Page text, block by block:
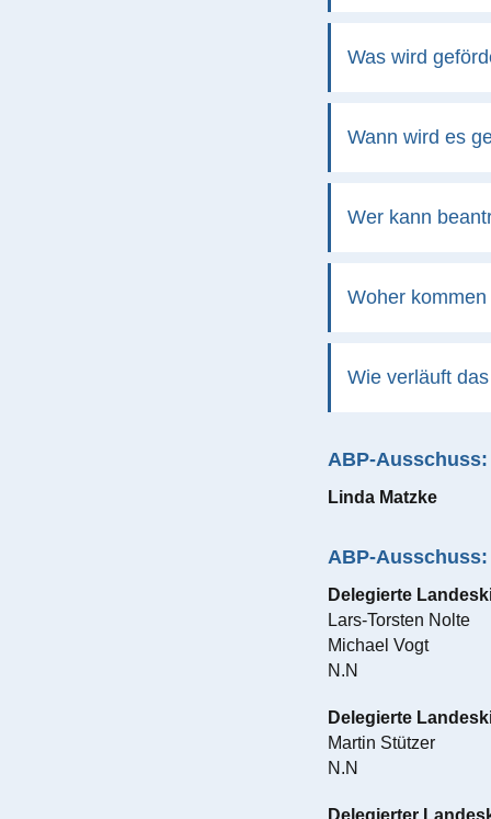
Was wird
Wann wird es
Wer kann
Woher
Wie verläuft
ABP-
Linda Matzke
ABP-
Delegierte
Lars-Torsten Nolte
Michael Vogt
N.N
Delegierte
Martin Stützer
N.N
Delegierter